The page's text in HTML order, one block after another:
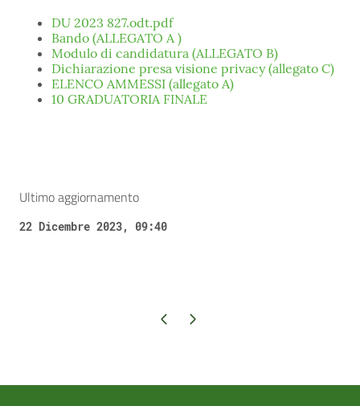
DU 2023 827.odt.pdf
Bando (ALLEGATO A )
Modulo di candidatura (ALLEGATO B)
Dichiarazione presa visione privacy (allegato C)
ELENCO AMMESSI (allegato A)
10 GRADUATORIA FINALE
Ultimo aggiornamento
22 Dicembre 2023, 09:40
Pagina precedente
Pagina successiva